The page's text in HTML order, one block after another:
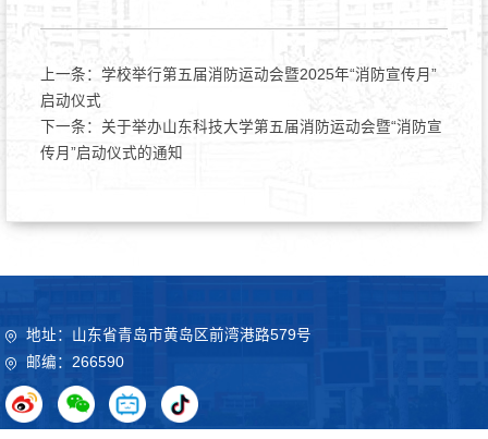
上一条： 学校举行第五届消防运动会暨2025年“消防宣传月”
启动仪式
下一条： 关于举办山东科技大学第五届消防运动会暨“消防宣
传月”启动仪式的通知
地址：山东省青岛市黄岛区前湾港路579号
邮编：266590